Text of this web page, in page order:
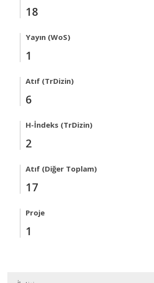
18
Yayın (WoS)
1
Atıf (TrDizin)
6
H-İndeks (TrDizin)
2
Atıf (Diğer Toplam)
17
Proje
1